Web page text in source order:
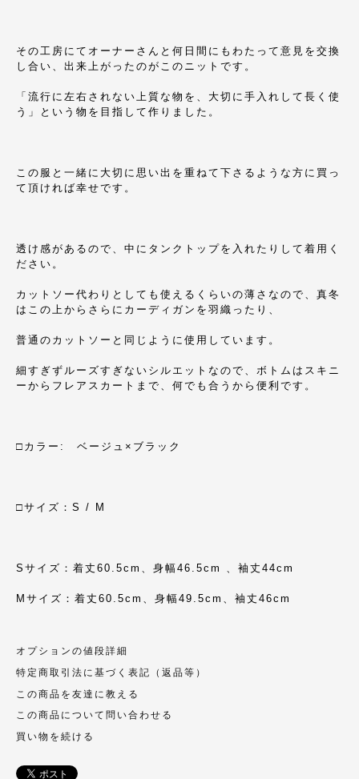
その工房にてオーナーさんと何日間にもわたって意見を交換
し合い、出来上がったのがこのニットです。
「流行に左右されない上質な物を、大切に手入れして長く使
う」という物を目指して作りました。
この服と一緒に大切に思い出を重ねて下さるような方に買っ
て頂ければ幸せです。
透け感があるので、中にタンクトップを入れたりして着用く
ださい。
カットソー代わりとしても使えるくらいの薄さなので、真冬
はこの上からさらにカーディガンを羽織ったり、
普通のカットソーと同じように使用しています。
細すぎずルーズすぎないシルエットなので、ボトムはスキニ
ーからフレアスカートまで、何でも合うから便利です。
□カラー: ベージュ×ブラック
□サイズ：S / M
Sサイズ：着丈60.5cm、身幅46.5cm 、袖丈44cm
Mサイズ：着丈60.5cm、身幅49.5cm、袖丈46cm
オプションの値段詳細
特定商取引法に基づく表記（返品等）
この商品を友達に教える
この商品について問い合わせる
買い物を続ける